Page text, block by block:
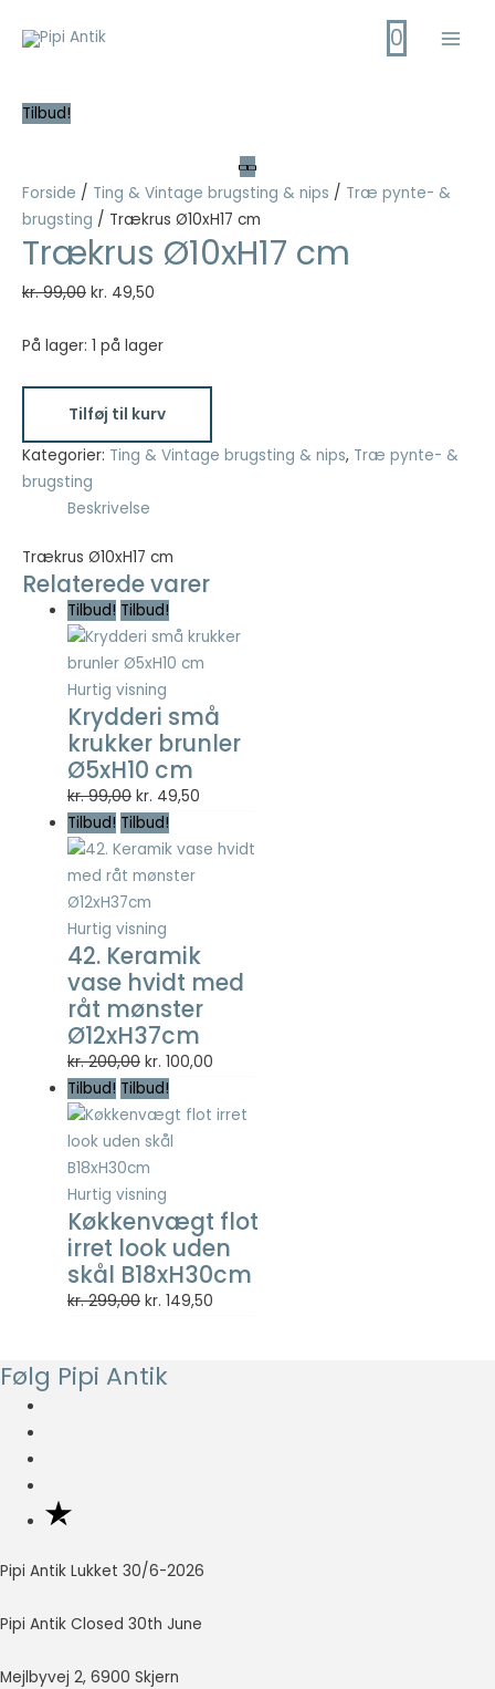
0
Tilbud!
Forside / Ting & Vintage brugsting & nips / Træ pynte- &
brugsting / Trækrus Ø10xH17 cm
Trækrus Ø10xH17 cm
kr.99,00 Den
pris
kr. 49,50
pris
På lager: 1 på lager
Ø10xH17
cm
antal
Tilføj til kurv
Kategorier: Ting & Vintage brugsting & nips, Træ pynte- &
brugsting
Beskrivelse
Trækrus Ø10xH17 cm
Relaterede varer
Tilbud! Tilbud!
Hurtig visning
Krydderi små
krukker brunler
Ø5xH10 cm
kr.99,00 Den
oprindelige
pris
var:
kr. 99,00.
kr. 49,50
pris
Tilbud! Tilbud!
Hurtig visning
42. Keramik
vase hvidt med
råt mønster
Ø12xH37cm
kr.200,00 Den
oprindelige
pris
var:
kr. 200,00.
kr. 100,00
pris
Tilbud! Tilbud!
Hurtig visning
Køkkenvægt flot
irret look uden
skål B18xH30cm
kr.299,00 Den
var:
kr. 149,50
Følg Pipi Antik
Pipi Antik Lukket 30/6-2026
Pipi Antik Closed 30th June
Mejlbyvej 2, 6900 Skjern